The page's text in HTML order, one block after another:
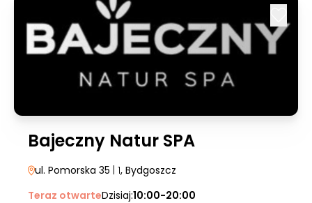
Bajeczny Natur SPA
ul. Pomorska 35 | 1, Bydgoszcz
Teraz otwarteDzisiaj:10:00-20:00